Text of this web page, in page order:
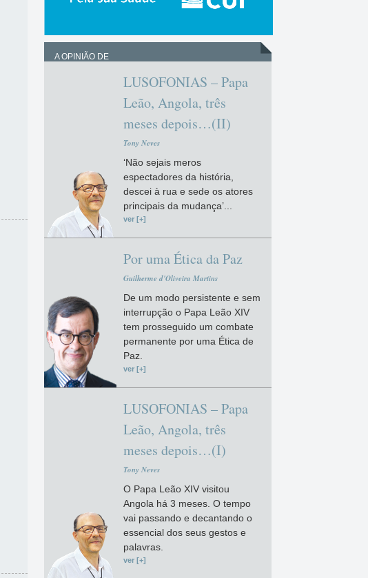
A OPINIÃO DE
LUSOFONIAS – Papa
Leão, Angola, três
meses depois…(II)
Tony Neves
‘Não sejais meros
espectadores da história,
descei à rua e sede os atores
principais da mudança’...
ver [+]
Por uma Ética da Paz
Guilherme d'Oliveira Martins
De um modo persistente e sem
interrupção o Papa Leão XIV
tem prosseguido um combate
permanente por uma Ética de
Paz.
ver [+]
LUSOFONIAS – Papa
Leão, Angola, três
meses depois…(I)
Tony Neves
O Papa Leão XIV visitou
Angola há 3 meses. O tempo
vai passando e decantando o
essencial dos seus gestos e
palavras.
ver [+]